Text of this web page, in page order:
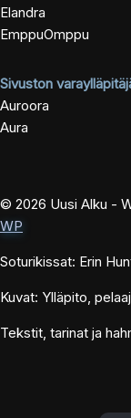
Elandra
EmppuOmppu
Sivuston
Auroora
Aura
© 2026 Uusi Alku -
WP
Soturikissat: Erin
Kuvat: Ylläpito,
Tekstit, tarinat ja